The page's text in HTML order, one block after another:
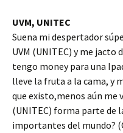
UVM, UNITEC
Suena mi despertador
UVM (UNITEC) y me
tengo money para una
lleve la fruta a la cama, y
que existo,menos aún me
(UNITEC) forma parte de
importantes del mundo?